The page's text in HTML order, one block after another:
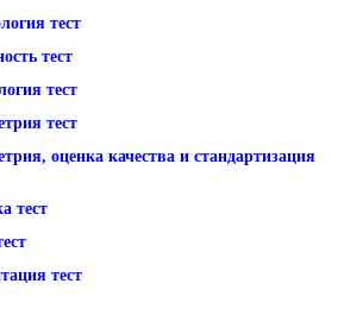
тест
тест
тест
тест
оценка качества и стандартизация
тест
тест